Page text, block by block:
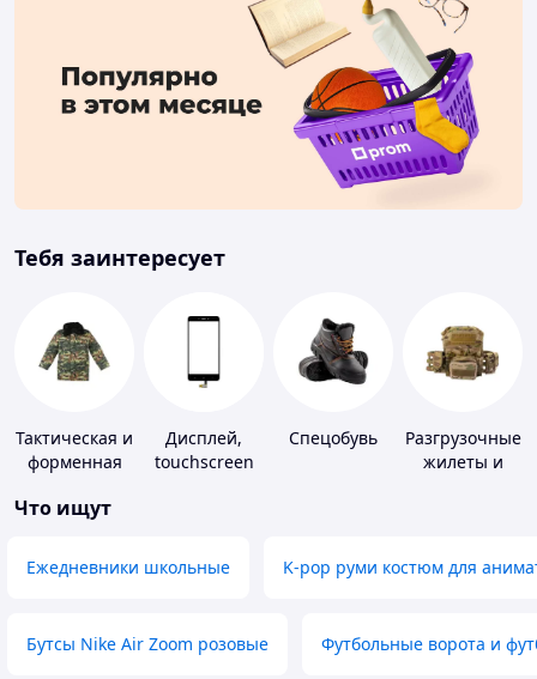
Тебя заинтересует
Тактическая и
форменная
Дисплей,
touchscreen
Спецобувь
Разгрузочные
жилеты и
Что ищут
Ежедневники школьные K-pop руми костюм для
Бутсы Nike Air Zoom розовые Футбольные ворота и